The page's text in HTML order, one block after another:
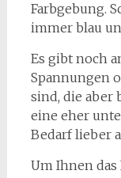
Farbgebung.
immer blau
Es gibt noch
Spannungen
sind, die aber
eine eher
Bedarf lieber
Um Ihnen